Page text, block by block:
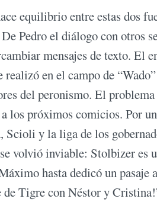
equilibrio entre estas dos
Pedro el diálogo con otros
mensajes de texto. El
realizó en el campo de
del peronismo. El
los próximos comicios. Por
Scioli y la liga de los
volvió inviable: Stolbizer es
hasta dedicó un pasaje
de Tigre con Néstor y